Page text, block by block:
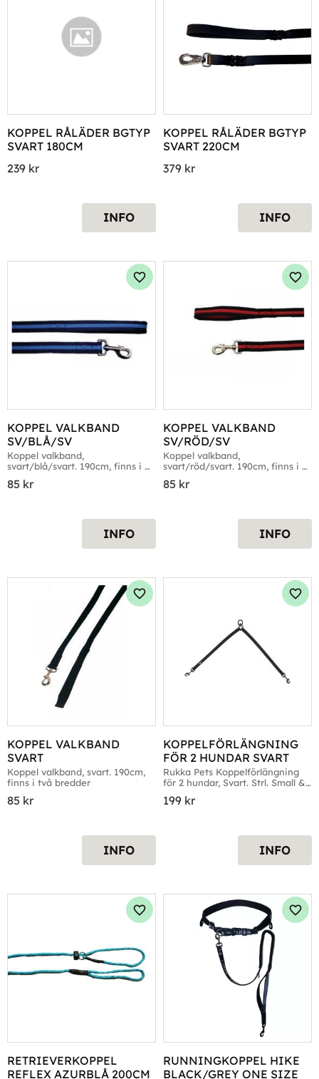
KOPPEL RÅLÄDER BGTYP
SVART 180CM
239 kr
INFO
KOPPEL RÅLÄDER BGTYP
SVART 220CM
379 kr
INFO
KOPPEL VALKBAND
SV/BLÅ/SV
Koppel valkband,
svart/blå/svart. 190cm, finns i
85 kr
Lägg till i favoriter
INFO
KOPPEL VALKBAND
SV/RÖD/SV
Koppel valkband,
svart/röd/svart. 190cm, finns i
85 kr
INFO
KOPPEL VALKBAND
SVART
Koppel valkband, svart. 190cm,
finns i två bredder
85 kr
Lägg till i favoriter
INFO
KOPPELFÖRLÄNGNING
FÖR 2 HUNDAR SVART
Rukka Pets Koppelförlängning
för 2 hundar, Svart. Strl. Small &
199 kr
INFO
RETRIEVERKOPPEL
REFLEX AZURBLÅ 200CM
Lägg till i favoriter
RUNNINGKOPPEL HIKE
BLACK/GREY ONE SIZE